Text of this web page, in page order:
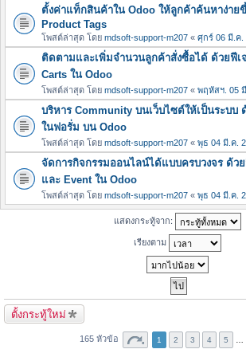
ตั้งค่าแท็กสินค้าใน Odoo ให้ลูกค้าค้นหาง่าย
Product Tags
โพสต์ล่าสุด โดย mdsoft-support-m207 « ศุกร์ 06 มี.ค.
ติดตามและเพิ่มจำนวนลูกค้าสั่งซื้อได้ ด้วยฟีเ
Carts ใน Odoo
โพสต์ล่าสุด โดย mdsoft-support-m207 « พฤหัสฯ. 05
บริหาร Community บนเว็บไซต์ให้เป็นระบบ
ในฟอรั่ม บน Odoo
โพสต์ล่าสุด โดย mdsoft-support-m207 « พุธ 04 มี.ค.
จัดการกิจกรรมออนไลน์ได้แบบครบวงจร ด้ว
และ Event ใน Odoo
โพสต์ล่าสุด โดย mdsoft-support-m207 « พุธ 04 มี.ค.
แสดงกระทู้จาก:
เรียงตาม
ตั้งกระทู้ใหม่
165 หัวข้อ 1 2 3 4 5